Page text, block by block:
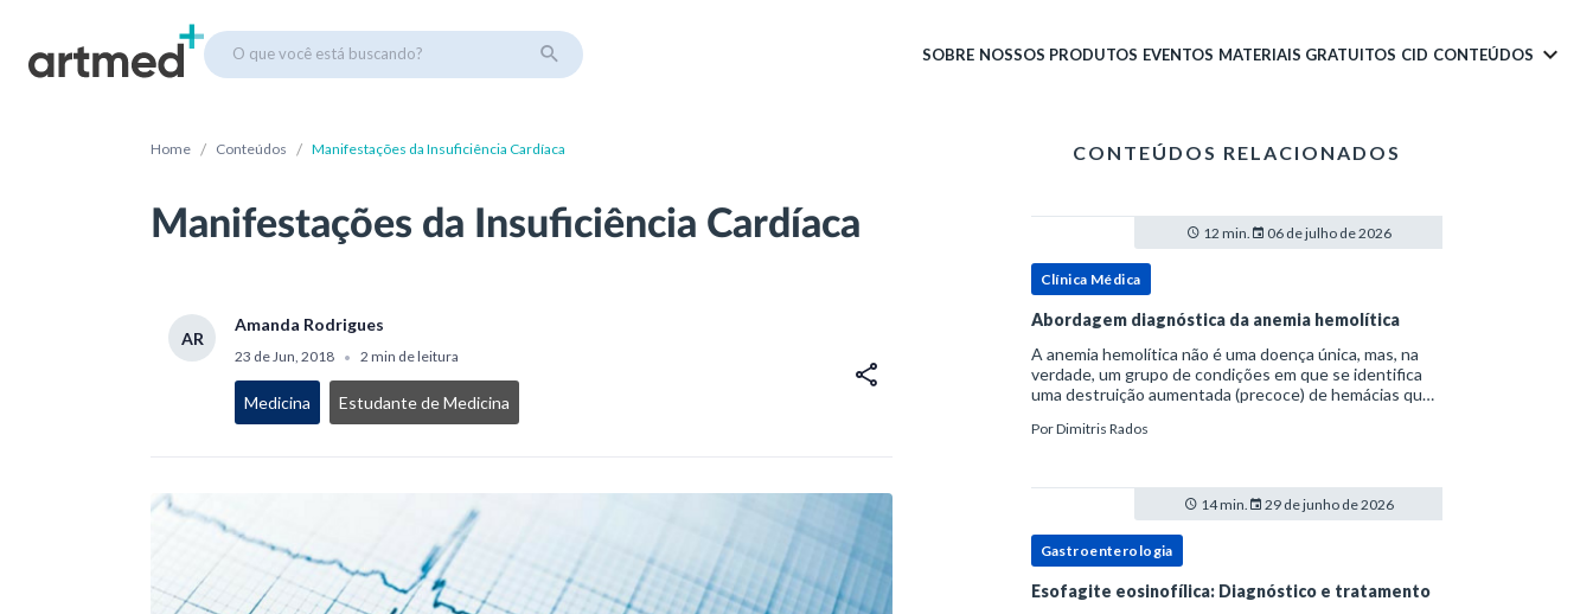
O que você está buscando? SOBRE NOSSOS PRODUTOS EVENTOS MATERIAIS GRATUITOS CID CONTEÚDOS
Home / Conteúdos / Manifestações da Insuficiência Cardíaca
Manifestações da Insuficiência Cardíaca
AR
Amanda Rodrigues
23 de Jun, 2018 • 2 min de leitura
Medicina Estudante de Medicina
CONTEÚDOS RELACIONADOS
12 min. 06 de julho de 2026
Clínica Médica
Abordagem diagnóstica da anemia hemolítica
A anemia hemolítica não é uma doença única, mas, na
verdade, um grupo de condições em que se identifica
uma destruição aumentada (precoce) de hemácias que
óssea.Como a vida média normal da hemácia é de apro
PorDimitris Rados
14 min. 29 de junho de 2026
Gastroenterologia
Esofagite eosinofílica: Diagnóstico e tratamento